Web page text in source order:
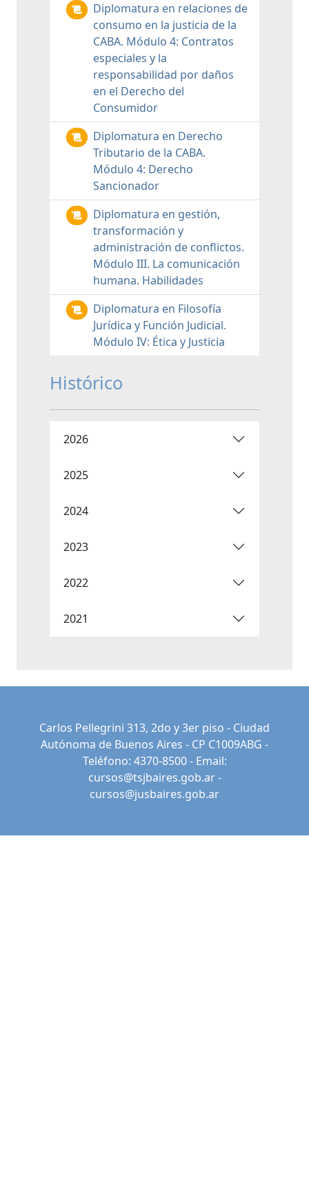
Diplomatura en relaciones de
consumo en la justicia de la
CABA. Módulo 4: Contratos
especiales y la
responsabilidad por daños
en el Derecho del
Consumidor
Diplomatura en Derecho
Tributario de la CABA.
Módulo 4: Derecho
Sancionador
Diplomatura en gestión,
transformación y
administración de conflictos.
Módulo III. La comunicación
humana. Habilidades
Diplomatura en Filosofía
Jurídica y Función Judicial.
Módulo IV: Ética y Justicia
Histórico
2026
2025
2024
2023
2022
2021
Carlos Pellegrini 313, 2do y 3er piso - Ciudad
Autónoma de Buenos Aires - CP C1009ABG -
Teléfono: 4370-8500 - Email:
cursos@tsjbaires.gob.ar-
cursos@jusbaires.gob.ar